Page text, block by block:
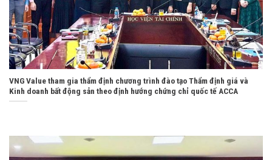
VNG Value tham gia thẩm định chương trình đào tạo Thẩm định giá và
Kinh doanh bất động sản theo định hướng chứng chỉ quốc tế ACCA